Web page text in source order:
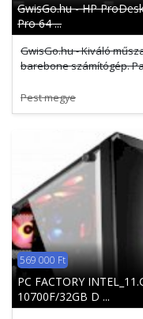
GwisGo.hu - HP
Pro 64 ...
GwisGo.hu - Kiváló
barebone számítógép.
Pest megye
569 000 Ft
PC FACTORY
10700F/32GB D ...